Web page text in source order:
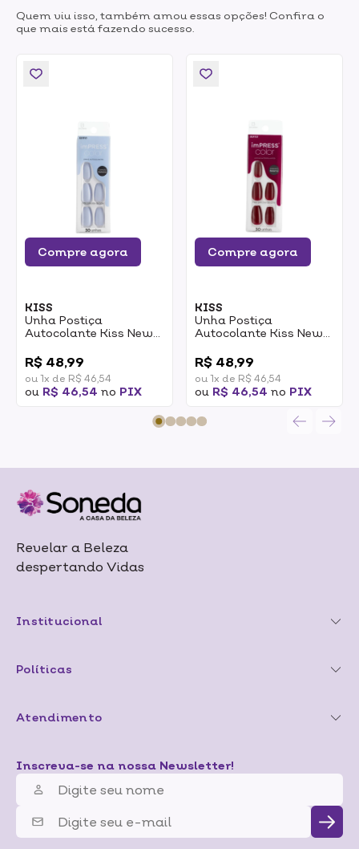
Quem viu isso, também amou essas opções! Confira o
que mais está fazendo sucesso.
Compre agora
KISS
Unha Postiça
Autocolante Kiss New
Cloudless Bailarina 30
Unidades
R$ 48,99
ou 1x de R$ 46,54
ou R$ 46,54 no PIX
Compre agora
KISS
Unha Postiça
Autocolante Kiss New
Winery In NYC
Bailarina 30 Unidades
R$ 48,99
ou 1x de R$ 46,54
ou R$ 46,54 no PIX
Revelar a Beleza
despertando Vidas
Institucional
Políticas
Atendimento
Inscreva-se na nossa Newsletter!